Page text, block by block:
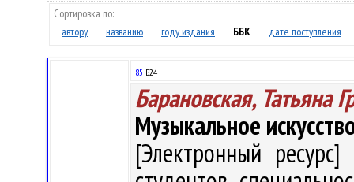
Сортировка по:
автору
названию году издания ББК дате поступления
85 Б24
Барановская, Татьяна
Музыкальное
[Электронный